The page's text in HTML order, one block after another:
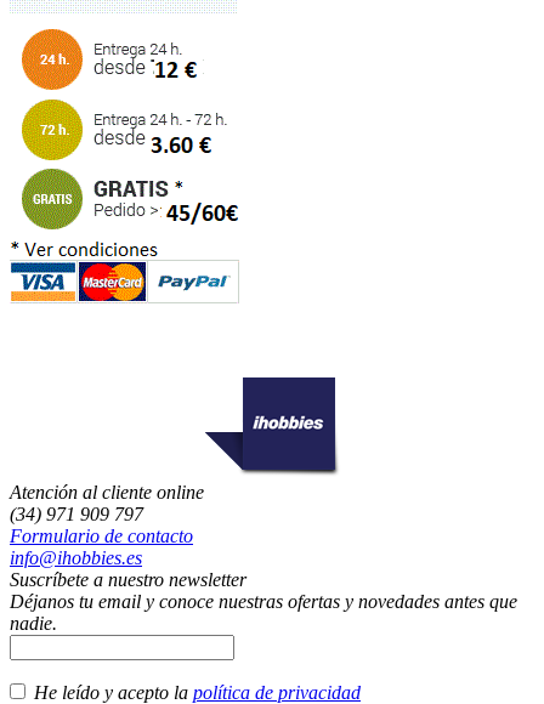
Atención al cliente online
(34) 971 909 797
Formulario de contacto
info@ihobbies.es
Suscríbete a nuestro newsletter
Déjanos tu email y conoce nuestras ofertas y novedades antes que
nadie.
He leído y acepto la política de privacidad